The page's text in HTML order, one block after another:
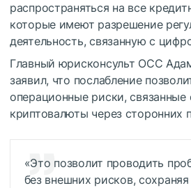
распространяться на все
которые имеют разрешение
деятельность, связанную с
Главный юрисконсульт OCC
заявил, что послабление
операционные риски,
криптовалюты через сторонних
«Это позволит проводить
без внешних рисков,